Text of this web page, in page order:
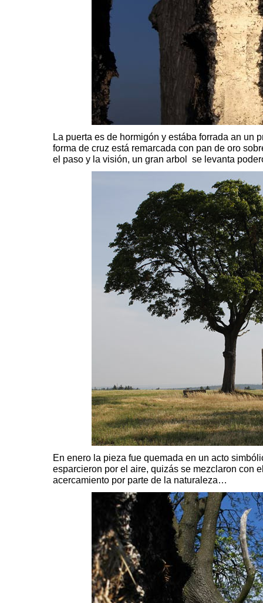
La puerta es de hormigón y estába forrada an un
forma de cruz está remarcada con pan de oro
el paso y la visión, un gran arbol se levanta
En enero la pieza fue quemada en un acto
esparcieron por el aire, quizás se mezclaron con
acercamiento por parte de la naturaleza…